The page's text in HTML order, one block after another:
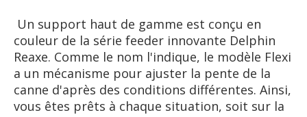
Un support haut de gamme est conçu en
couleur de la série feeder innovante Delphin
Reaxe. Comme le nom l'indique, le modèle Flexi
a un mécanisme pour ajuster la pente de la
canne d'après des conditions différentes. Ainsi,
vous êtes prêts à chaque situation, soit sur la